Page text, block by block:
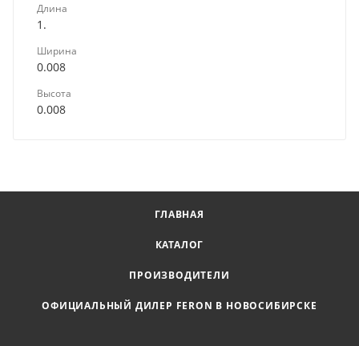
Длина
1.
Ширина
0.008
Высота
0.008
ГЛАВНАЯ
КАТАЛОГ
ПРОИЗВОДИТЕЛИ
ОФИЦИАЛЬНЫЙ ДИЛЕР FERON В НОВОСИБИРСКЕ